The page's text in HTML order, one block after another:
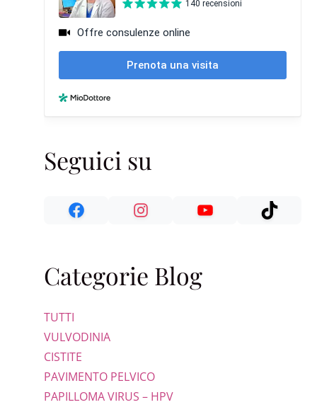
Seguici su
Categorie Blog
TUTTI
VULVODINIA
CISTITE
PAVIMENTO PELVICO
PAPILLOMA VIRUS – HPV